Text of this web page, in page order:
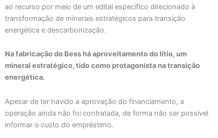
ao recurso por meio de um edital específico direcionado à
transformação de minerais estratégicos para transição
energética e descarbonização.
Na fabricação do Bess há aproveitamento do lítio, um
mineral estratégico, tido como protagonista na transição
energética.
Apesar de ter havido a aprovação do financiamento, a
operação ainda não foi contratada, de forma não ser possível
informar o custo do empréstimo.